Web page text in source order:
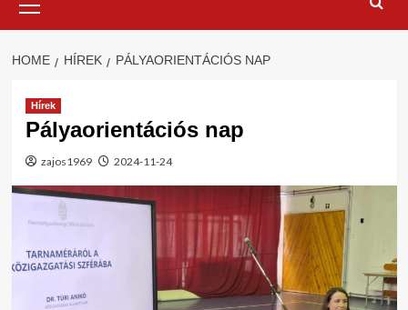
Menu
HOME HÍREK PÁLYAORIENTÁCIÓS NAP
Hírek
Pályaorientációs nap
zajos1969 2024-11-24